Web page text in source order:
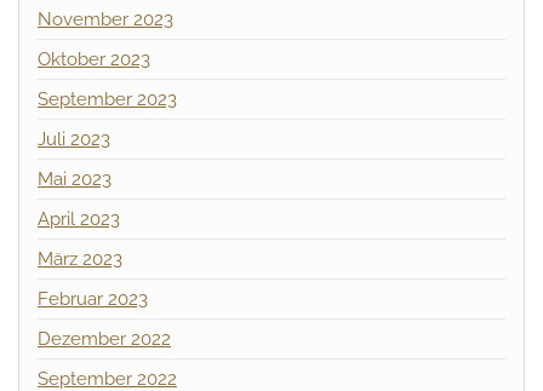
November 2023
Oktober 2023
September 2023
Juli 2023
Mai 2023
April 2023
März 2023
Februar 2023
Dezember 2022
September 2022